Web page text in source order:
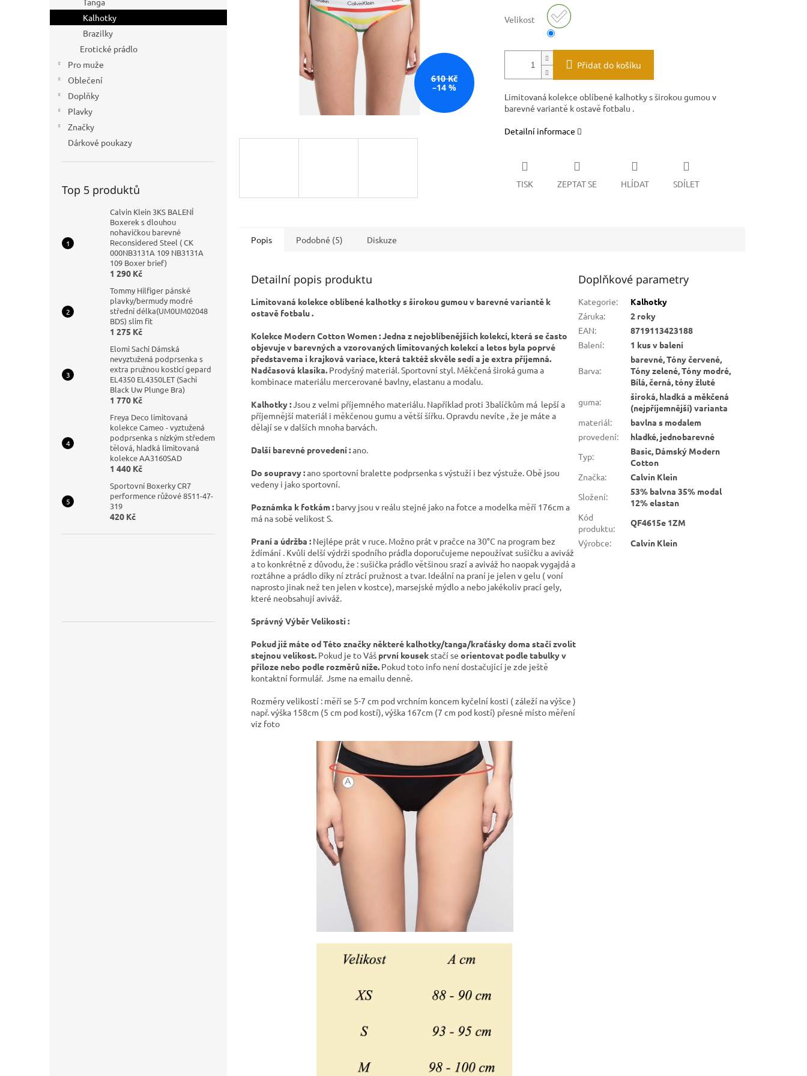
n
e
Kalhotky
Brazilky
Erotické prádlo
Pro muže
Oblečení
Doplňky
Plavky
Značky
Dárkové poukazy
Top 5 produktů
Calvin Klein 3KS BALENÍ
Boxerek s dlouhou
nohavičkou barevné
Reconsidered Steel ( CK
000NB3131A 109 NB3131A
109 Boxer brief)
1 290 Kč
Tommy Hilfiger pánské
plavky/bermudy modré
střední délka(UM0UM02048
BDS) slim fit
1 275 Kč
Elomi Sachi Dámská
nevyztužená podprsenka s
extra pružnou kosticí gepard
EL4350 EL4350LET (Sachi
Black Uw Plunge Bra)
1 770 Kč
Freya Deco limitovaná
kolekce Cameo - vyztužená
podprsenka s nízkým středem
tělová, hladká limitovaná
kolekce AA3160SAD
1 440 Kč
Sportovní Boxerky CR7
performence růžové 8511-47-
319
420 Kč
610 Kč
–14 %
Velikost
Přidat do košíku
Limitovaná kolekce oblíbené kalhotky s širokou gumou v
barevné variantě k ostavě fotbalu .
Detailní informace
TISK ZEPTAT SE HLÍDAT SDÍLET
Popis Podobné (5) Diskuze
Detailní popis produktu
Limitovaná kolekce oblíbené kalhotky s širokou gumou v barevné variantě k
ostavě fotbalu .
Kolekce Modern Cotton Women : Jedna z nejoblíbenějších kolekcí, která se často
objevuje v barevných a vzorovaných limitovaných kolekcí a letos byla poprvé
představema i krajková variace, která taktéž skvěle sedí a je extra příjemná.
Nadčasová klasika. Prodyšný materiál. Sportovní styl. Měkčená široká guma a
kombinace materiálu mercerované bavlny, elastanu a modalu.
Kalhotky : Jsou z velmi příjemného materiálu. Například proti 3balíčkům má lepší a
příjemnější materiál i měkčenou gumu a větší šířku. Opravdu nevíte , že je máte a
dělají se v dalších mnoha barvách.
Další barevné provedení :ano.
Do soupravy :ano sportovní bralette podprsenka s výstuží i bez výstuže. Obě jsou
vedeny i jako sportovní.
Poznámka k fotkám : barvy jsou v reálu stejné jako na fotce a modelka měří 176cm a
má na sobě velikost S.
Praní a údržba : Nejlépe prát v ruce. Možno prát v pračce na 30°C na program bez
ždímání . Kvůli delší výdrži spodního prádla doporučujeme nepoužívat sušičku a aviváž
a to konkrétně z důvodu, že : sušička prádlo většinou srazí a aviváž ho naopak vygajdá a
roztáhne a prádlo díky ní ztrácí pružnost a tvar. Ideální na praní je jelen v gelu ( voní
naprosto jinak než ten jelen v kostce), marsejské mýdlo a nebo jakékoliv prací gely,
které neobsahují aviváž.
Správný Výběr Velikosti :
Pokud již máte od Této značky některé kalhotky/tanga/kraťásky doma stačí zvolit
stejnou velikost. Pokud je to Váš první kousekstačí se orientovat podle tabulky v
příloze nebo podle rozměrů níže. Pokud toto info není dostačující je zde ještě
kontaktní formulář.
Jsme na emailu denně.
Rozměry velikostí : měří se 5-7 cm pod vrchním koncem kyčelní kosti ( záleží na výšce )
např. výška 158cm (5 cm pod kostí), výška 167cm (7 cm pod kostí) přesné místo měření
viz foto
Doplňkové parametry
Kategorie:
Kalhotky
Záruka:
2 roky
EAN:
8719113423188
Balení: 1 kus v balení
Barva:
barevné, Tóny červené,
Tóny zelené, Tóny modré,
Bílá, černá, tóny žluté
guma:
široká, hladká a měkčená
(nejpříjemnější) varianta
materiál:
bavlna s modalem
provedení:
hladké, jednobarevné
Typ:
Basic, Dámský Modern
Cotton
Značka:
Calvin Klein
Složení:
53% balvna 35% modal
12% elastan
Kód
produktu:
QF4615e 1ZM
Výrobce: Calvin Klein